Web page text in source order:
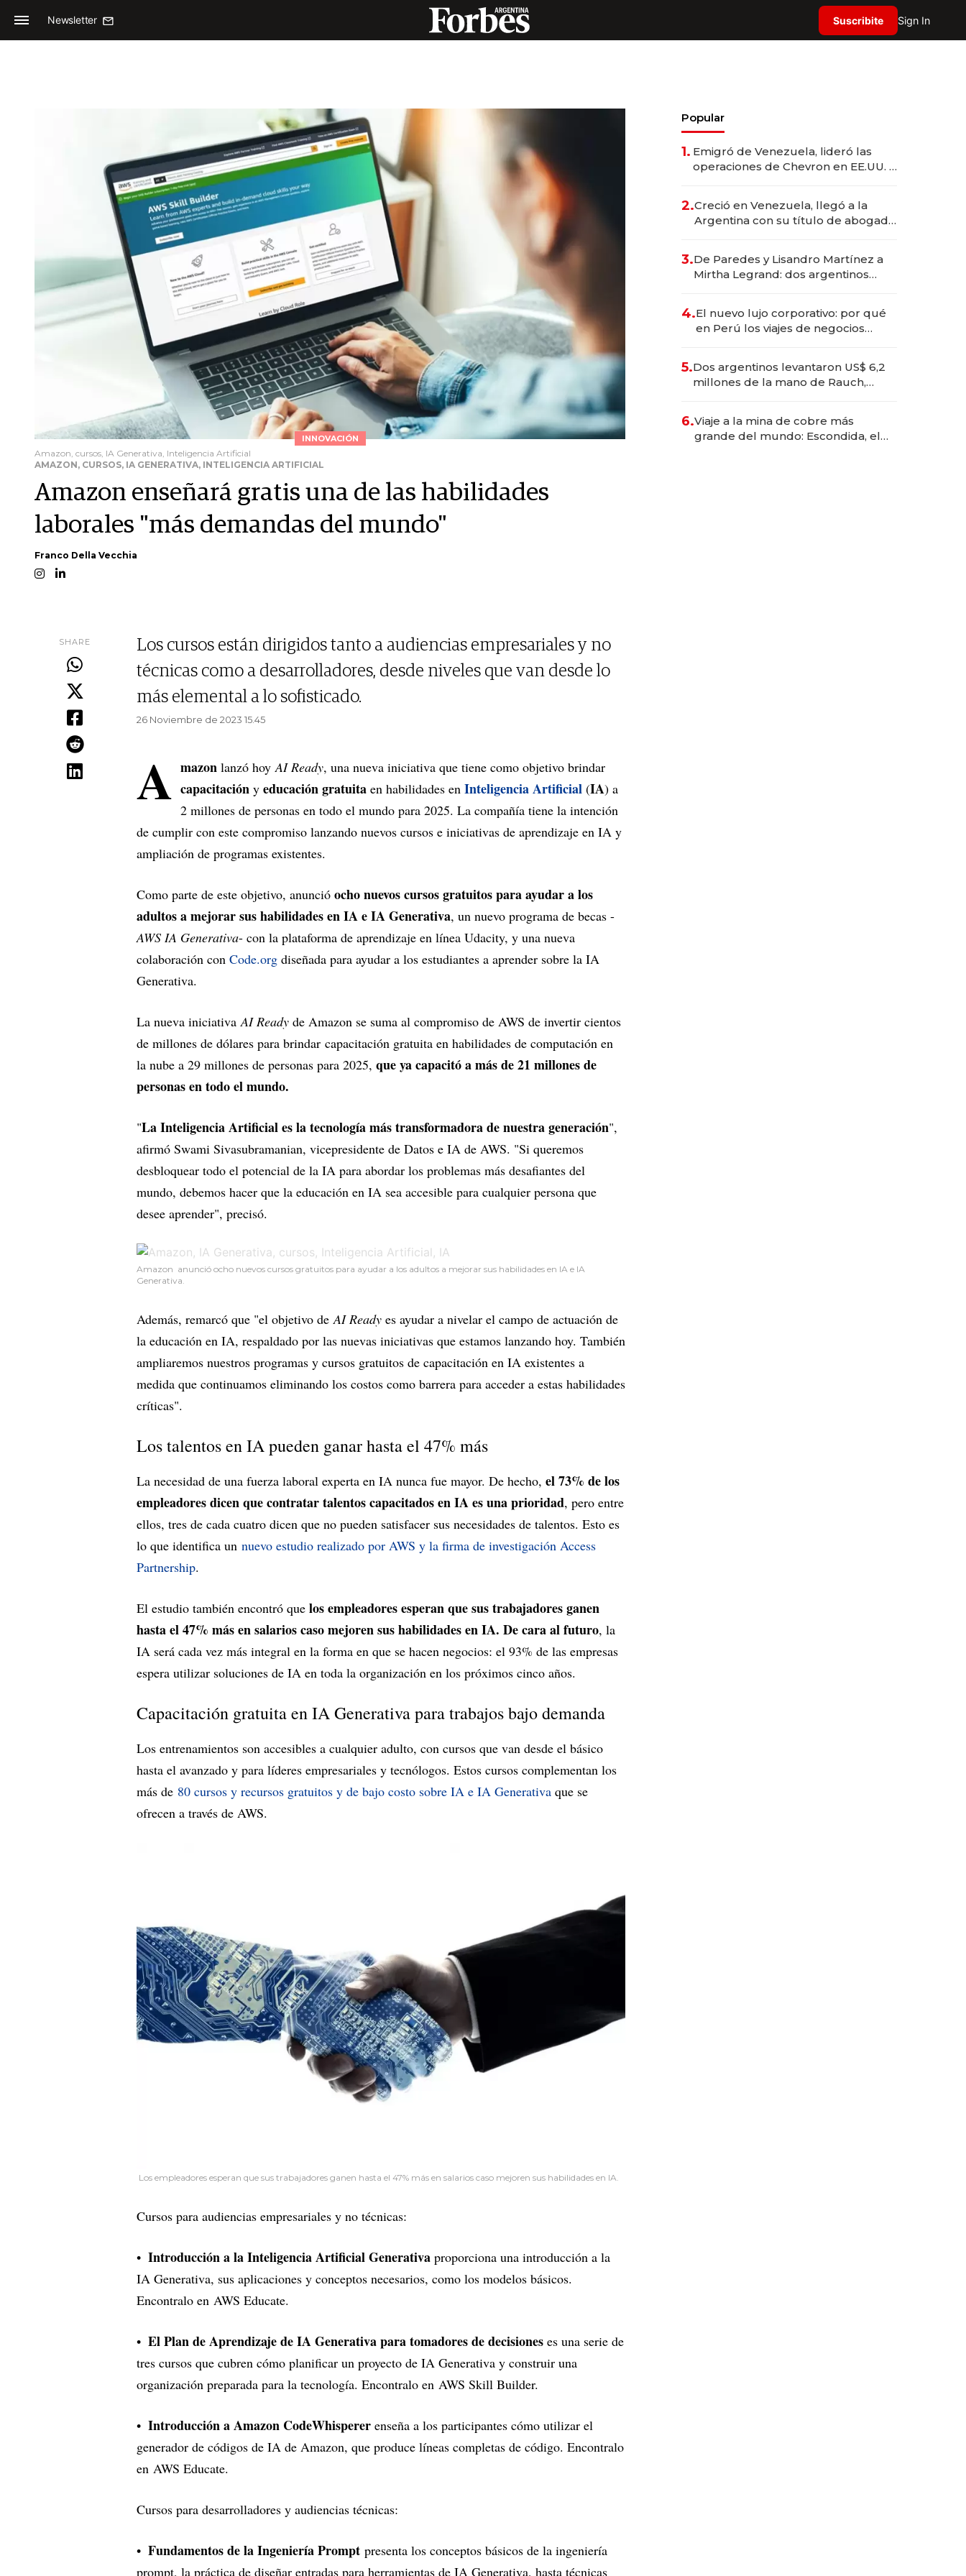
Newsletter Suscribite Sign In
INNOVACIÓN
Amazon, cursos, IA Generativa, Inteligencia Artificial
AMAZON, CURSOS, IA GENERATIVA, INTELIGENCIA ARTIFICIAL
Amazon enseñará gratis una de las habilidades
laborales "más demandas del mundo"
Franco Della Vecchia
SHARE
Los cursos están dirigidos tanto a audiencias empresariales y no
técnicas como a desarrolladores, desde niveles que van desde lo
más elemental a lo sofisticado.
26 Noviembre de 2023 15.45
A mazon lanzó hoyAI Ready, una nueva iniciativa que tiene como objetivo brindar
capacitación y educación gratuita en habilidades en Inteligencia Artificial (IA) a
2 millones de personas en todo el mundo para 2025. La compañía tiene la intención
de cumplir con este compromiso lanzando nuevos cursos e iniciativas de aprendizaje en IA y
ampliación de programas existentes.
Como parte de este objetivo, anunció ocho nuevos cursos gratuitos para ayudar a los
adultos a mejorar sus habilidades en IA e IA Generativa, un nuevo programa de becas -
AWS IA Generativa- con la plataforma de aprendizaje en línea Udacity, y una nueva
colaboración con Code.org diseñada para ayudar a los estudiantes a aprender sobre la IA
Generativa.
La nueva iniciativaAI Ready de Amazon se suma al compromiso de AWS de invertir cientos
de millones de dólares para brindar capacitación gratuita en habilidades de computación en
la nube a 29 millones de personas para 2025, que ya capacitó a más de 21 millones de
personas en todo el mundo.
"La Inteligencia Artificial es la tecnología más transformadora de nuestra generación",
afirmó Swami Sivasubramanian, vicepresidente de Datos e IA de AWS. "Si queremos
desbloquear todo el potencial de la IA para abordar los problemas más desafiantes del
mundo, debemos hacer que la educación en IA sea accesible para cualquier persona que
desee aprender", precisó.
Amazon anunció ocho nuevos cursos gratuitos para ayudar a los adultos a mejorar sus habilidades en IA e IA
Generativa.
Además, remarcó que "el objetivo deAI Ready es ayudar a nivelar el campo de actuación de
la educación en IA, respaldado por las nuevas iniciativas que estamos lanzando hoy. También
ampliaremos nuestros programas y cursos gratuitos de capacitación en IA existentes a
medida que continuamos eliminando los costos como barrera para acceder a estas habilidades
críticas".
Los talentos en IA pueden ganar hasta el 47% más
La necesidad de una fuerza laboral experta en IA nunca fue mayor. De hecho, el 73% de los
empleadores dicen que contratar talentos capacitados en IA es una prioridad, pero entre
ellos, tres de cada cuatro dicen que no pueden satisfacer sus necesidades de talentos. Esto es
lo que identifica un nuevo estudio realizado por AWS y la firma de investigación Access
Partnership.
El estudio también encontró que los empleadores esperan que sus trabajadores ganen
hasta el 47% más en salarios caso mejoren sus habilidades en IA. De cara al futuro, la
IA será cada vez más integral en la forma en que se hacen negocios: el 93% de las empresas
espera utilizar soluciones de IA en toda la organización en los próximos cinco años.
Capacitación gratuita en IA Generativa para trabajos bajo demanda
Los entrenamientos son accesibles a cualquier adulto, con cursos que van desde el básico
hasta el avanzado y para líderes empresariales y tecnólogos. Estos cursos complementan los
más de 80 cursos y recursos gratuitos y de bajo costo sobre IA e IA Generativa que se
ofrecen a través de AWS.
Los empleadores esperan que sus trabajadores ganen hasta el 47% más en salarios caso mejoren sus habilidades en IA.
Cursos para audiencias empresariales y no técnicas:
Introducción a la Inteligencia Artificial Generativa proporciona una introducción a la
IA Generativa, sus aplicaciones y conceptos necesarios, como los modelos básicos.
Encontralo en AWS Educate.
El Plan de Aprendizaje de IA Generativa para tomadores de decisiones es una serie de
tres cursos que cubren cómo planificar un proyecto de IA Generativa y construir una
organización preparada para la tecnología. Encontralo en AWS Skill Builder.
Introducción a Amazon CodeWhisperer enseña a los participantes cómo utilizar el
generador de códigos de IA de Amazon, que produce líneas completas de código. Encontralo
en AWS Educate.
Cursos para desarrolladores y audiencias técnicas:
Fundamentos de la Ingeniería Prompt presenta los conceptos básicos de la ingeniería
prompt, la práctica de diseñar entradas para herramientas de IA Generativa, hasta técnicas
Popular
1. Emigró de Venezuela, lideró las
operaciones de Chevron en EE.UU. y
2.Creció en Venezuela, llegó a la
Argentina con su título de abogado
marcas "fast premium"
3.De Paredes y Lisandro Martínez a
Mirtha Legrand: dos argentinos
4.El nuevo lujo corporativo: por qué
en Perú los viajes de negocios
transformadoras
5.Dos argentinos levantaron US$ 6,2
millones de la mano de Rauch,
6.Viaje a la mina de cobre más
grande del mundo: Escondida, el